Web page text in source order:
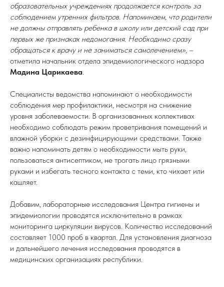
образовательных учреждениях продолжается контроль за
соблюдением утренних фильтров. Напоминаем, что родители
не должны отправлять ребенка в школу или детский сад при
первых же признаках недомогания. Необходимо сразу
обращаться к врачу и не заниматься самолечением», –
отметила начальник отдела эпидемиологического надзора
Мадина Царикаева.
Специалисты ведомства напоминают о необходимости
соблюдения мер профилактики, несмотря на снижение
уровня заболеваемости. В организованных коллективах
необходимо соблюдать режим проветривания помещений и
влажной уборки с дезинфицирующими средствами. Также
важно напоминать детям о необходимости мыть руки,
пользоваться антисептиком, не трогать лицо грязными
руками и избегать тесного контакта с теми, кто чихает или
кашляет.
Добавим, лабораторные исследования Центра гигиены и
эпидемиологии проводятся исключительно в рамках
мониторинга циркуляции вирусов. Количество исследований
составляет 1000 проб в квартал. Для установления диагноза
и дальнейшего лечения исследования проводятся в
медицинских организациях республики.